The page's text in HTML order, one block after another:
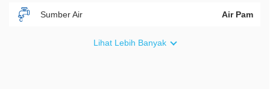
Sumber Air Air Pam
Lihat Lebih Banyak